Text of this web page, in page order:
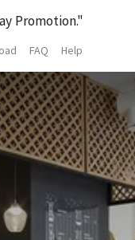
Promotion."
FAQ Help